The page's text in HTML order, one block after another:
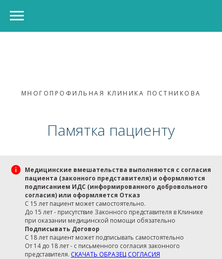
МНОГОПРОФИЛЬНАЯ КЛИНИКА ПОСТНИКОВА
Памятка пациенту
Медицинские вмешательства выполняются с согласия
пациента (законного представителя) и оформляются
подписанием ИДС (информированного добровольного
согласия) или оформляется Отказ
С 15 лет пациент может самостоятельно.
До 15 лет - присутствие Законного представителя в Клинике
при оказании медицинской помощи обязательно
Подписывать Договор
С 18 лет пациент может подписывать самостоятельно
От 14 до 18 лет - с письменного согласия законного
представителя. СКАЧАТЬ ОБРАЗЕЦ СОГЛАСИЯ